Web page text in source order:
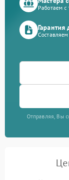
Работаем
Гарантия
Отправляя, Вы